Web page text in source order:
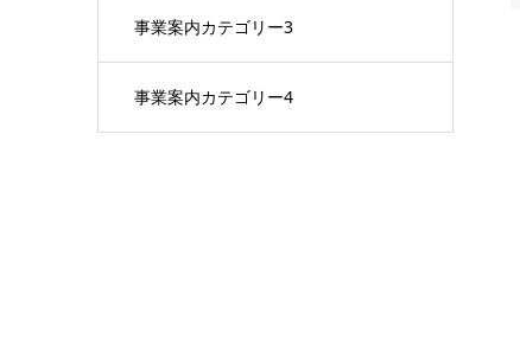
事業案内カテゴリー3
事業案内カテゴリー4